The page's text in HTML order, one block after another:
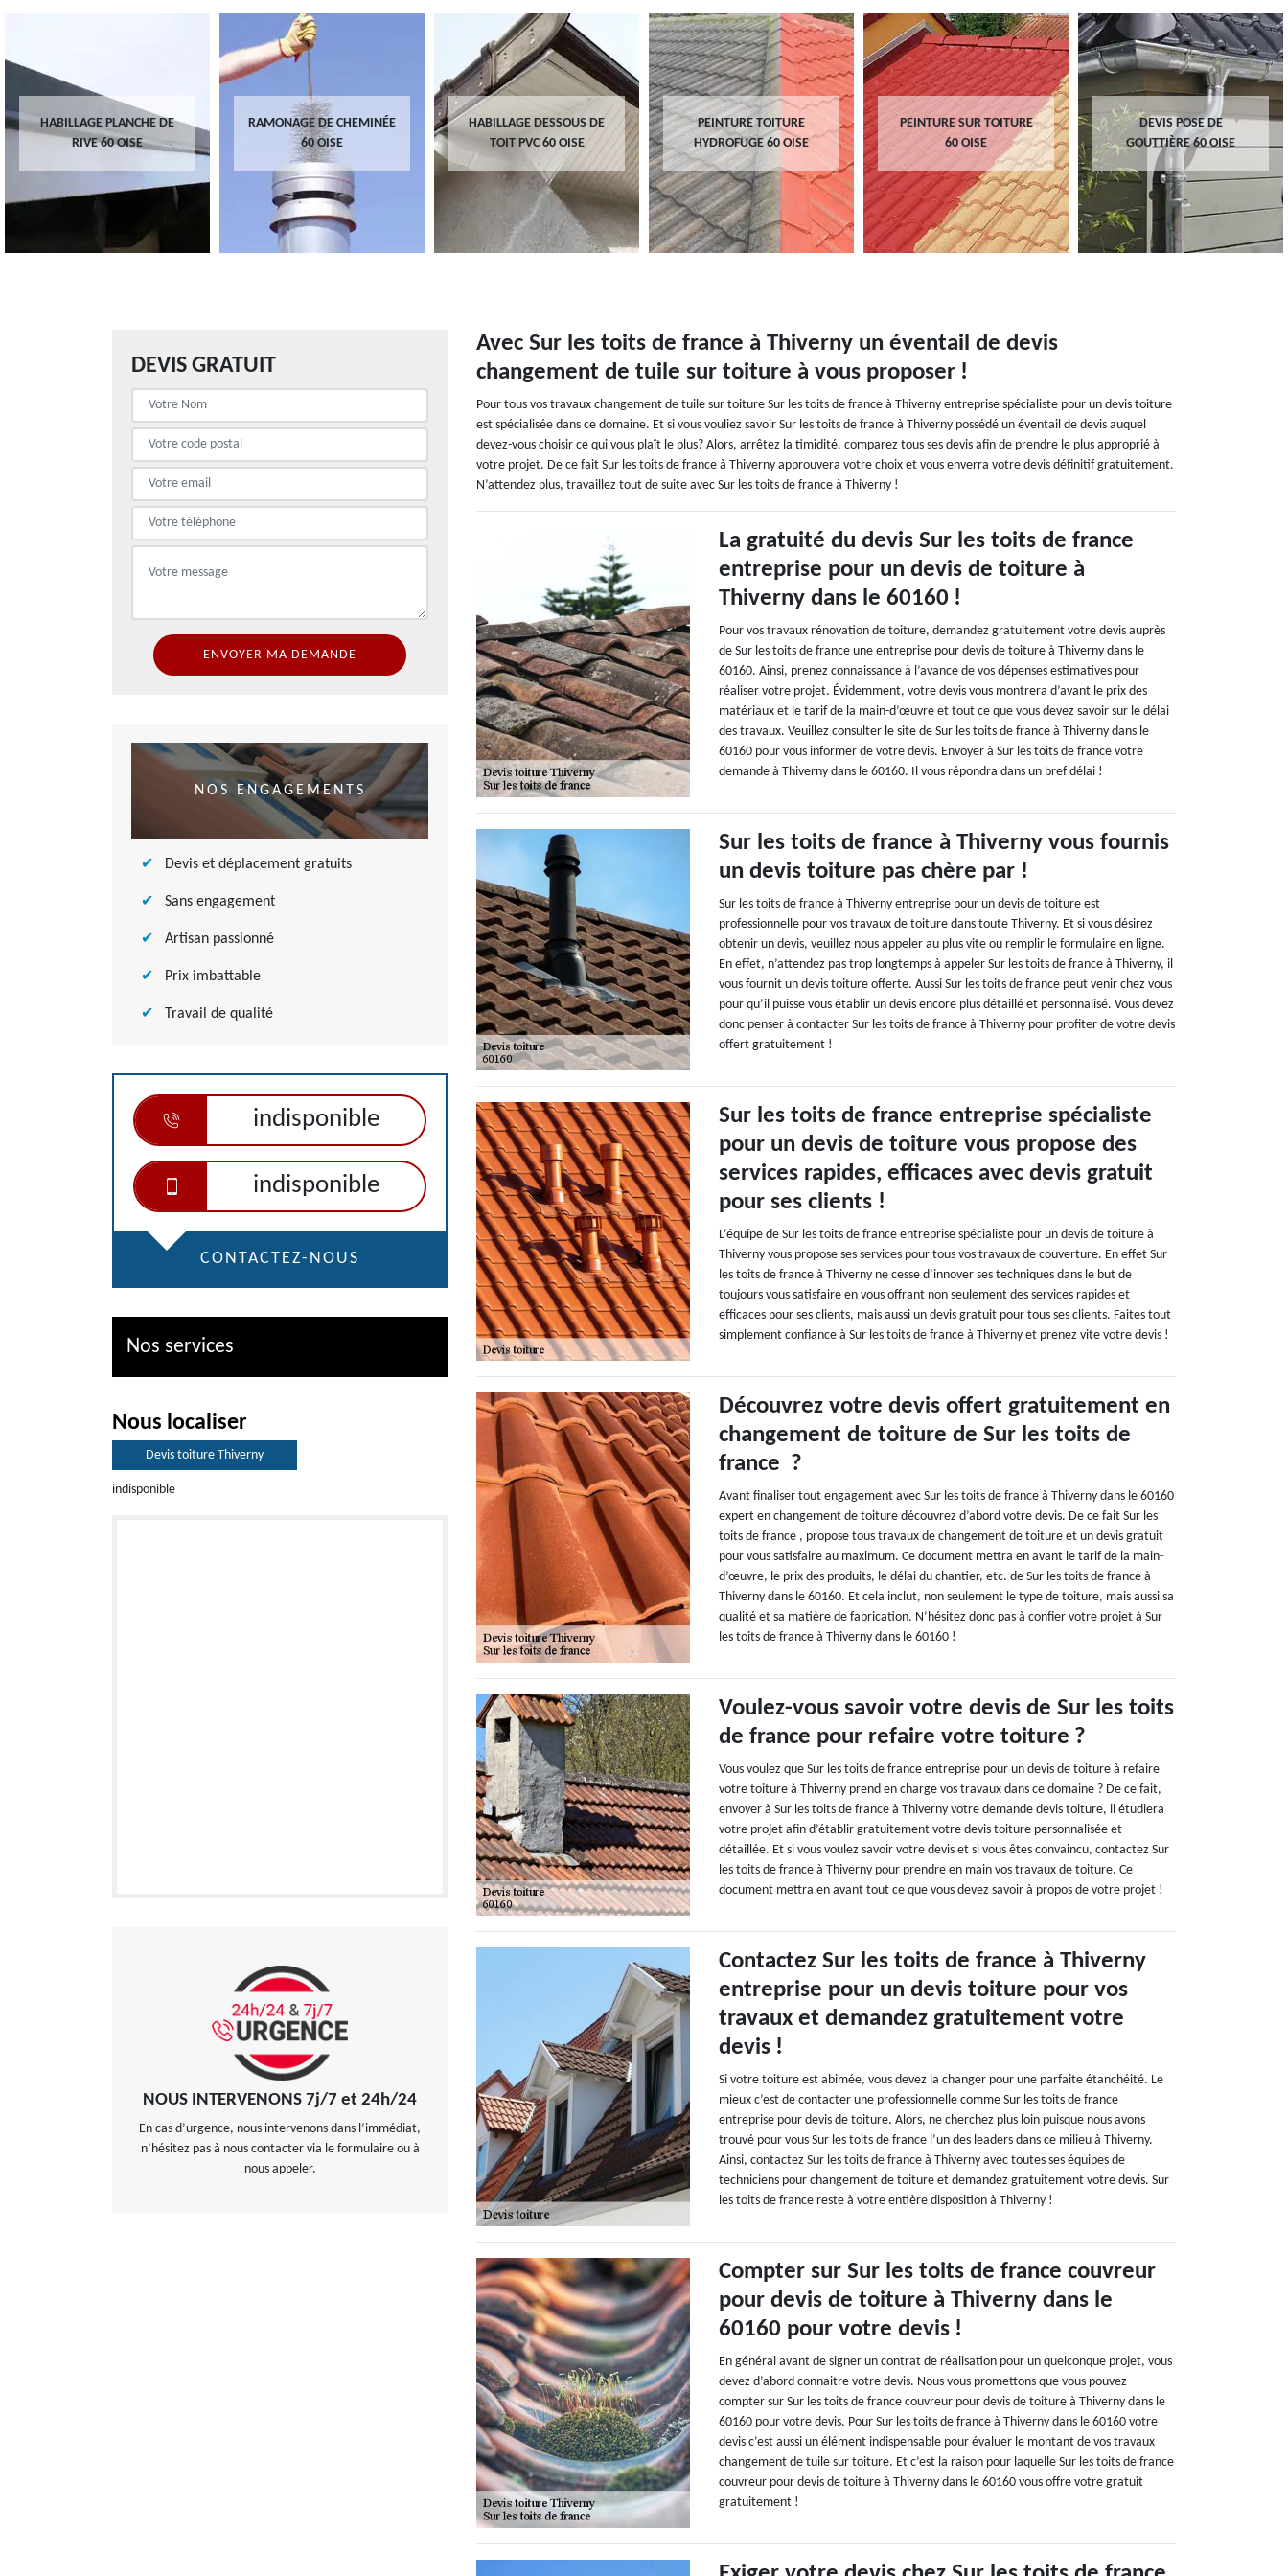
HABILLAGE PLANCHE DE
RIVE 60 OISE
RAMONAGE DE CHEMINÉE
60 OISE
HABILLAGE DESSOUS DE
TOIT PVC 60 OISE
PEINTURE TOITURE
HYDROFUGE 60 OISE
PEINTURE SUR TOITURE
60 OISE
DEVIS POSE DE
GOUTTIÈRE 60 OISE
DEVIS GRATUIT
NOS ENGAGEMENTS
Devis et déplacement gratuits
Sans engagement
Artisan passionné
Prix imbattable
Travail de qualité
indisponible
indisponible
CONTACTEZ-NOUS
Nos services
Nous localiser
Devis toiture Thiverny
indisponible
NOUS INTERVENONS 7j/7 et 24h/24
En cas d’urgence, nous intervenons dans l’immédiat,
n’hésitez pas à nous contacter via le formulaire ou à
nous appeler.
Avec Sur les toits de france à Thiverny un éventail de devis
changement de tuile sur toiture à vous proposer !
Pour tous vos travaux changement de tuile sur toiture Sur les toits de france à Thiverny entreprise spécialiste pour un devis toiture
est spécialisée dans ce domaine. Et si vous vouliez savoir Sur les toits de france à Thiverny possédé un éventail de devis auquel
devez-vous choisir ce qui vous plaît le plus? Alors, arrêtez la timidité, comparez tous ses devis afin de prendre le plus approprié à
votre projet. De ce fait Sur les toits de france à Thiverny approuvera votre choix et vous enverra votre devis définitif gratuitement.
N’attendez plus, travaillez tout de suite avec Sur les toits de france à Thiverny !
La gratuité du devis Sur les toits de france
entreprise pour un devis de toiture à
Thiverny dans le 60160 !
Pour vos travaux rénovation de toiture, demandez gratuitement votre devis auprès
de Sur les toits de france une entreprise pour devis de toiture à Thiverny dans le
60160. Ainsi, prenez connaissance à l’avance de vos dépenses estimatives pour
réaliser votre projet. Évidemment, votre devis vous montrera d’avant le prix des
matériaux et le tarif de la main-d’œuvre et tout ce que vous devez savoir sur le délai
des travaux. Veuillez consulter le site de Sur les toits de france à Thiverny dans le
60160 pour vous informer de votre devis. Envoyer à Sur les toits de france votre
demande à Thiverny dans le 60160. Il vous répondra dans un bref délai !
Sur les toits de france à Thiverny vous fournis
un devis toiture pas chère par !
Sur les toits de france à Thiverny entreprise pour un devis de toiture est
professionnelle pour vos travaux de toiture dans toute Thiverny. Et si vous désirez
obtenir un devis, veuillez nous appeler au plus vite ou remplir le formulaire en ligne.
En effet, n’attendez pas trop longtemps à appeler Sur les toits de france à Thiverny, il
vous fournit un devis toiture offerte. Aussi Sur les toits de france peut venir chez vous
pour qu’il puisse vous établir un devis encore plus détaillé et personnalisé. Vous devez
donc penser à contacter Sur les toits de france à Thiverny pour profiter de votre devis
offert gratuitement !
Sur les toits de france entreprise spécialiste
pour un devis de toiture vous propose des
services rapides, efficaces avec devis gratuit
pour ses clients !
L’équipe de Sur les toits de france entreprise spécialiste pour un devis de toiture à
Thiverny vous propose ses services pour tous vos travaux de couverture. En effet Sur
les toits de france à Thiverny ne cesse d’innover ses techniques dans le but de
toujours vous satisfaire en vous offrant non seulement des services rapides et
efficaces pour ses clients, mais aussi un devis gratuit pour tous ses clients. Faites tout
simplement confiance à Sur les toits de france à Thiverny et prenez vite votre devis !
Découvrez votre devis offert gratuitement en
changement de toiture de Sur les toits de
france ?
Avant finaliser tout engagement avec Sur les toits de france à Thiverny dans le 60160
expert en changement de toiture découvrez d’abord votre devis. De ce fait Sur les
toits de france , propose tous travaux de changement de toiture et un devis gratuit
pour vous satisfaire au maximum. Ce document mettra en avant le tarif de la main-
d’œuvre, le prix des produits, le délai du chantier, etc. de Sur les toits de france à
Thiverny dans le 60160. Et cela inclut, non seulement le type de toiture, mais aussi sa
qualité et sa matière de fabrication. N’hésitez donc pas à confier votre projet à Sur
les toits de france à Thiverny dans le 60160 !
Voulez-vous savoir votre devis de Sur les toits
de france pour refaire votre toiture ?
Vous voulez que Sur les toits de france entreprise pour un devis de toiture à refaire
votre toiture à Thiverny prend en charge vos travaux dans ce domaine ? De ce fait,
envoyer à Sur les toits de france à Thiverny votre demande devis toiture, il étudiera
votre projet afin d’établir gratuitement votre devis toiture personnalisée et
détaillée. Et si vous voulez savoir votre devis et si vous êtes convaincu, contactez Sur
les toits de france à Thiverny pour prendre en main vos travaux de toiture. Ce
document mettra en avant tout ce que vous devez savoir à propos de votre projet !
Contactez Sur les toits de france à Thiverny
entreprise pour un devis toiture pour vos
travaux et demandez gratuitement votre
devis !
Si votre toiture est abimée, vous devez la changer pour une parfaite étanchéité. Le
mieux c’est de contacter une professionnelle comme Sur les toits de france
entreprise pour devis de toiture. Alors, ne cherchez plus loin puisque nous avons
trouvé pour vous Sur les toits de france l’un des leaders dans ce milieu à Thiverny.
Ainsi, contactez Sur les toits de france à Thiverny avec toutes ses équipes de
techniciens pour changement de toiture et demandez gratuitement votre devis. Sur
les toits de france reste à votre entière disposition à Thiverny !
Compter sur Sur les toits de france couvreur
pour devis de toiture à Thiverny dans le
60160 pour votre devis !
En général avant de signer un contrat de réalisation pour un quelconque projet, vous
devez d’abord connaitre votre devis. Nous vous promettons que vous pouvez
compter sur Sur les toits de france couvreur pour devis de toiture à Thiverny dans le
60160 pour votre devis. Pour Sur les toits de france à Thiverny dans le 60160 votre
devis c’est aussi un élément indispensable pour évaluer le montant de vos travaux
changement de tuile sur toiture. Et c’est la raison pour laquelle Sur les toits de france
couvreur pour devis de toiture à Thiverny dans le 60160 vous offre votre gratuit
gratuitement !